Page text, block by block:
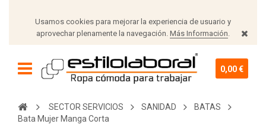
Usamos cookies para mejorar la experiencia de usuario y
aprovechar plenamente la navegación. Más Información.
0,00 €
SECTOR SERVICIOS SANIDAD
BATAS
Bata Mujer Manga Corta